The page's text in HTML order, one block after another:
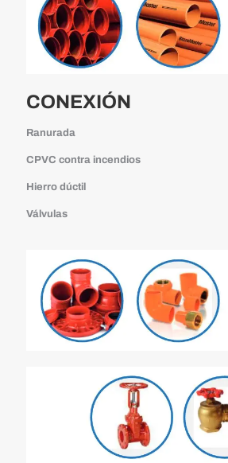
CONEXIÓN
Ranurada
CPVC contra incendios
Hierro dúctil
Válvulas